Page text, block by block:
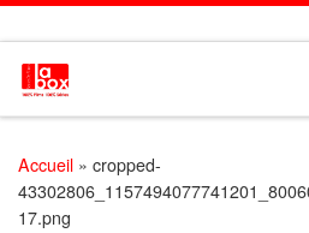
Passer au contenu
Accueil » cropped-
17.png